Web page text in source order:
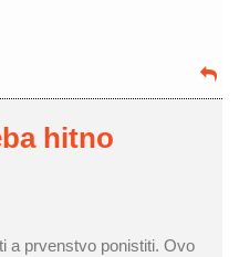
hitno
a prvenstvo ponistiti. Ovo